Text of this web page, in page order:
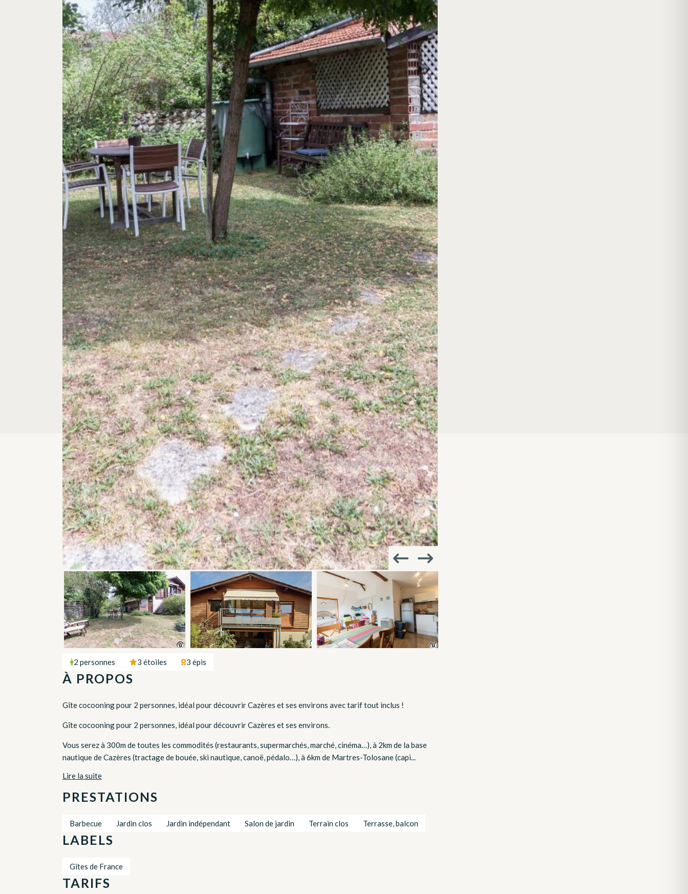
2 personnes 3 étoiles 3 épis
À PROPOS
Gîte cocooning pour 2 personnes, idéal pour découvrir Cazères et ses environs avec tarif tout inclus !
Gîte cocooning pour 2 personnes, idéal pour découvrir Cazères et ses environs.
Vous serez à 300m de toutes les commodités (restaurants, supermarchés, marché, cinéma…), à 2km de la base
nautique de Cazères (tractage de bouée, ski nautique, canoë, pédalo…), à 6km de Martres-Tolosane (capi...
Lire la suite
PRESTATIONS
Barbecue Jardin clos Jardin indépendant Salon de jardin Terrain clos Terrasse, balcon
LABELS
Gîtes de France
TARIFS